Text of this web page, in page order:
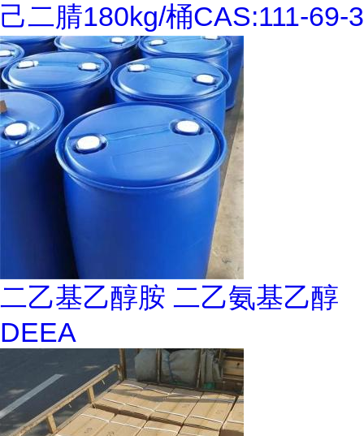
己二腈180kg/桶CAS:111-69-3
二乙基乙醇胺 二乙氨基乙醇
DEEA